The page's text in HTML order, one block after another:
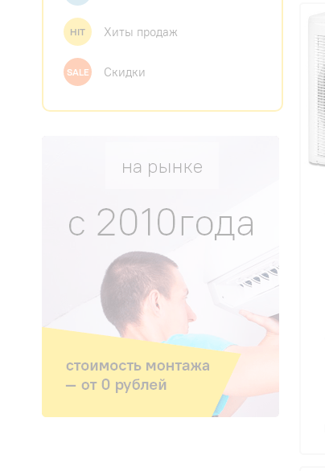
HIT Хиты продаж
SALE Скидки